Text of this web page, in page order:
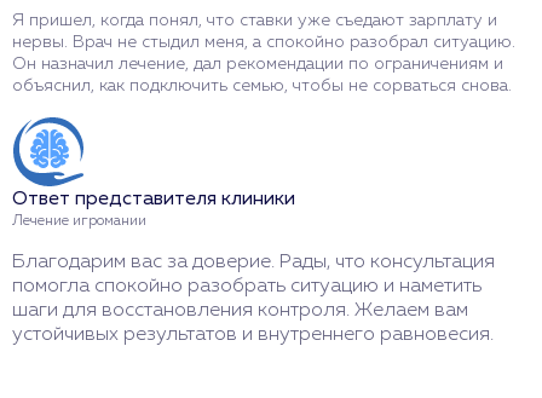
Я пришел, когда понял, что ставки уже съедают зарплату и
нервы. Врач не стыдил меня, а спокойно разобрал ситуацию.
Он назначил лечение, дал рекомендации по ограничениям и
объяснил, как подключить семью, чтобы не сорваться снова.
Ответ представителя клиники
Лечение игромании
Благодарим вас за доверие. Рады, что консультация
помогла спокойно разобрать ситуацию и наметить
шаги для восстановления контроля. Желаем вам
устойчивых результатов и внутреннего равновесия.